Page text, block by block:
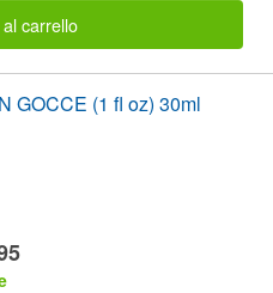
carrello
GOCCE (1 fl oz) 30ml